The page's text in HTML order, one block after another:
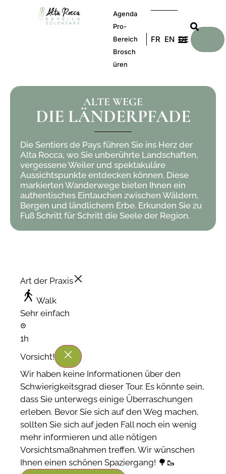
Agenda
Pro-
Bereich
Brosch
üren
FR EN DE
ALTE WEGE
DIE LÄNDERPFADE
Die Sentiers de Pays führen Sie ins Herz der
Alta Rocca, wo Sie unberührte Landschaften,
vergessene Weiler und spektakuläre
Aussichtspunkte entdecken können. Diese
markierten Wanderwege bieten Ihnen ein
authentisches Eintauchen zwischen Wäldern,
Bergen und ländlichem Erbe. Erkunden Sie zu
Fuß Schritt für Schritt die Seele der Region.
Art der Praxis
Walk
Sehr einfach
1h
Vorsicht!
Wir haben keine Informationen über den
Schwierigkeitsgrad dieser Tour. Es könnte sein,
dass Sie unterwegs einige Überraschungen
erleben. Bevor Sie sich auf den Weg machen,
sollten Sie sich auf jeden Fall noch ein wenig
mehr informieren und alle nötigen
Vorsichtsmaßnahmen treffen. Wir wünschen
Ihnen einen schönen Spaziergang! 🌳🥾